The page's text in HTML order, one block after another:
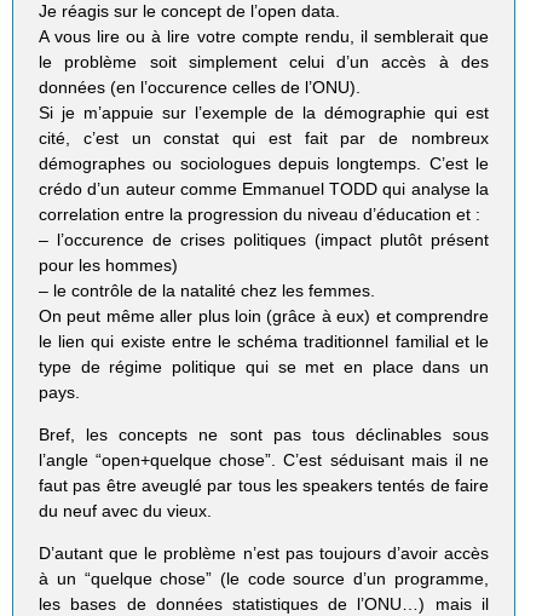
Je réagis sur le concept de l’open data.
A vous lire ou à lire votre compte rendu, il semblerait que
le problème soit simplement celui d’un accès à des
données (en l’occurence celles de l’ONU).
Si je m’appuie sur l’exemple de la démographie qui est
cité, c’est un constat qui est fait par de nombreux
démographes ou sociologues depuis longtemps. C’est le
crédo d’un auteur comme Emmanuel TODD qui analyse la
correlation entre la progression du niveau d’éducation et :
– l’occurence de crises politiques (impact plutôt présent
pour les hommes)
– le contrôle de la natalité chez les femmes.
On peut même aller plus loin (grâce à eux) et comprendre
le lien qui existe entre le schéma traditionnel familial et le
type de régime politique qui se met en place dans un
pays.
Bref, les concepts ne sont pas tous déclinables sous
l’angle “open+quelque chose”. C’est séduisant mais il ne
faut pas être aveuglé par tous les speakers tentés de faire
du neuf avec du vieux.
D’autant que le problème n’est pas toujours d’avoir accès
à un “quelque chose” (le code source d’un programme,
les bases de données statistiques de l’ONU…) mais il